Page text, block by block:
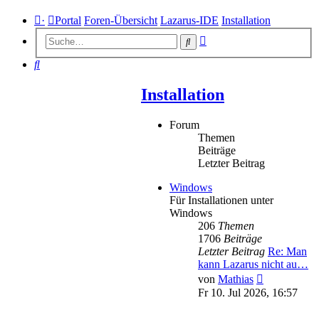
· Portal Foren-Übersicht Lazarus-IDE Installation
Suche
Suche
Installation
Forum
Themen
Beiträge
Letzter Beitrag
Windows
Für Installationen unter
Windows
206 Themen
1706 Beiträge
Letzter Beitrag Re: Man
kann Lazarus nicht au…
von Mathias
Beitrag
Fr 10. Jul 2026, 16:57